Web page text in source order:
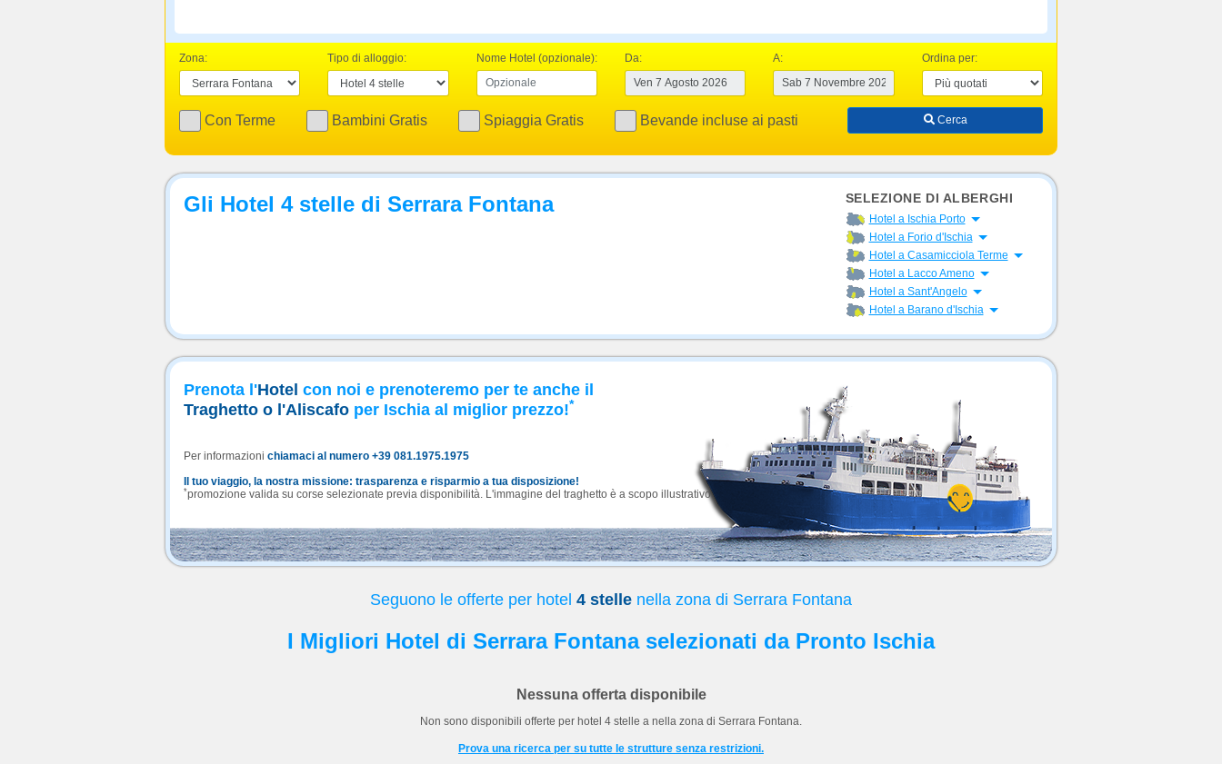
Zona: Tipo di alloggio: Nome Hotel (opzionale): Da: A: Ordina per:
Con Terme Bambini Gratis Spiaggia Gratis Bevande incluse ai pasti Cerca
Gli Hotel 4 stelle di Serrara Fontana SELEZIONE DI ALBERGHI
Hotel a Ischia Porto Apri menu
Hotel a Forio d'Ischia Apri menu
Hotel a Casamicciola Terme Apri menu
Hotel a Lacco Ameno Apri menu
Hotel a Sant'Angelo Apri menu
Hotel a Barano d'Ischia Apri menu
Prenota l'Hotel con noi e prenoteremo per te anche il
Traghetto o l'Aliscafo per Ischia al miglior prezzo!*
Per informazioni chiamaci al numero +39 081.1975.1975
Il tuo viaggio, la nostra missione: trasparenza e risparmio a tua disposizione!
*promozione valida su corse selezionate previa disponibilità. L'immagine del traghetto è a scopo illustrativo.
Seguono le offerte per hotel 4 stelle nella zona di Serrara Fontana
I Migliori Hotel di Serrara Fontana selezionati da Pronto Ischia
Nessuna offerta disponibile
Non sono disponibili offerte per hotel 4 stelle a nella zona di Serrara Fontana.
Prova una ricerca per su tutte le strutture senza restrizioni.